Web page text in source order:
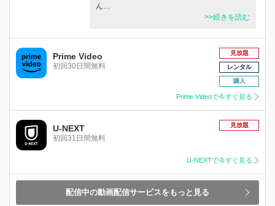
ん…
>>続きを読む
Prime Video
初回30日間無料
見放題
レンタル
購入
Prime Videoで今すぐ見る
U-NEXT
初回31日間無料
見放題
U-NEXTで今すぐ見る
配信中の動画配信サービスをもっと見る